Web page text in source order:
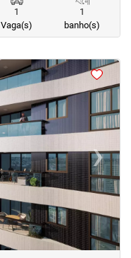
1
Vaga(s)
1
banho(s)
›Next